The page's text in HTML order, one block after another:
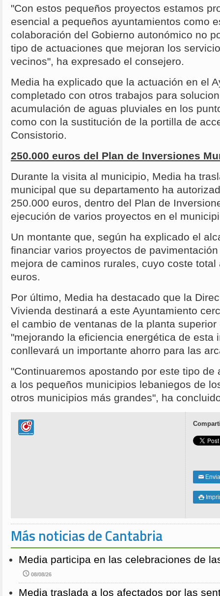
"Con estos pequeños proyectos estamos
esencial a pequeños ayuntamientos como
colaboración del Gobierno autonómico no
tipo de actuaciones que mejoran los
vecinos", ha expresado el consejero.
Media ha explicado que la actuación en el
completado con otros trabajos para
acumulación de aguas pluviales en los
como con la sustitución de la portilla de
Consistorio.
250.000 euros del Plan de Inversiones
Durante la visita al municipio, Media ha
municipal que su departamento ha
250.000 euros, dentro del Plan de
ejecución de varios proyectos en el
Un montante que, según ha explicado el
financiar varios proyectos de
mejora de caminos rurales, cuyo coste
euros.
Por último, Media ha destacado que la
Vivienda destinará a este Ayuntamiento
el cambio de ventanas de la planta
"mejorando la eficiencia energética de esta
conllevará un importante ahorro para las
"Continuaremos apostando por este tipo de
a los pequeños municipios lebaniegos de
otros municipios más grandes", ha
✉

Más noticias de Cantabria
Media participa en las celebraciones de
08/08/26
Media traslada a los afectados por las